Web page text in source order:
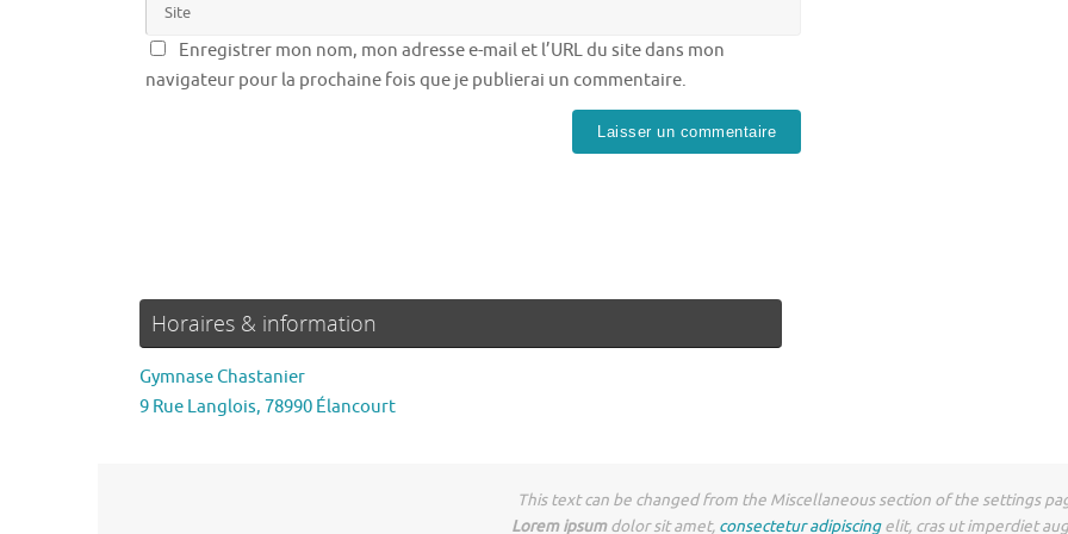
Enregistrer mon nom, mon adresse e-mail et l’URL du site dans mon
navigateur pour la prochaine fois que je publierai un commentaire.
Horaires & information
Gymnase Chastanier
9 Rue Langlois, 78990 Élancourt
This text can be changed from the Miscellaneous section of the settings
Lorem ipsumdolor sit amet, consectetur adipiscingelit, cras ut imperdiet